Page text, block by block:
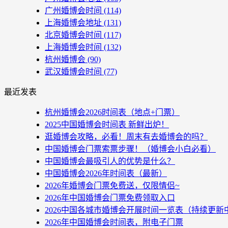
广州婚博会时间 (114)
上海婚博会地址 (131)
北京婚博会时间 (117)
上海婚博会时间 (132)
杭州婚博会 (90)
武汉婚博会时间 (77)
最近发表
杭州婚博会2026时间表（地点+门票）
2025中国婚博会时间表 新鲜出炉！
逛婚博会攻略，必看！周末有去婚博会的吗？
中国婚博会门票索票步骤！（婚博会小白必看）
中国婚博会最吸引人的优势是什么？
中国婚博会2026年时间表（最新）
2026年婚博会门票免费送，仅限情侣~
2026年中国婚博会门票免费领取入口
2026中国各城市婚博会开展时间一览表（持续更新
2026年中国婚博会时间表，附电子门票